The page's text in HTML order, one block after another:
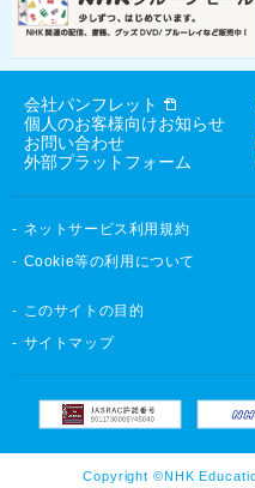
会社パンフレット
個人のお客様向けお知らせ
お問い合わせ
外部プラットフォーム
ネットサービス利用規約
Cookie等の利用について
このサイトの目的
サイトマップ
Copyright ©NHK